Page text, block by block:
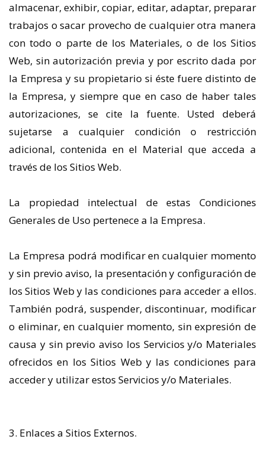
almacenar, exhibir, copiar, editar, adaptar, preparar
trabajos o sacar provecho de cualquier otra manera
con todo o parte de los Materiales, o de los Sitios
Web, sin autorización previa y por escrito dada por
la Empresa y su propietario si éste fuere distinto de
la Empresa, y siempre que en caso de haber tales
autorizaciones, se cite la fuente. Usted deberá
sujetarse a cualquier condición o restricción
adicional, contenida en el Material que acceda a
través de los Sitios Web.
La propiedad intelectual de estas Condiciones
Generales de Uso pertenece a la Empresa.
La Empresa podrá modificar en cualquier momento
y sin previo aviso, la presentación y configuración de
los Sitios Web y las condiciones para acceder a ellos.
También podrá, suspender, discontinuar, modificar
o eliminar, en cualquier momento, sin expresión de
causa y sin previo aviso los Servicios y/o Materiales
ofrecidos en los Sitios Web y las condiciones para
acceder y utilizar estos Servicios y/o Materiales.
3. Enlaces a Sitios Externos.